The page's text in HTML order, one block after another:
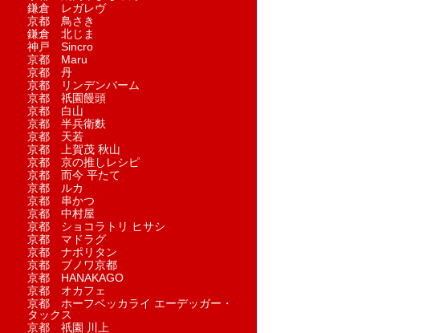
鎌倉 レガレヴ
京都 鳥さき
鎌倉 北じま
神戸 Sincro
京都 Maru
京都 丹
京都 リンデンバーム
京都 祇園饅頭
京都 白山
京都 半兵衛麩
京都 天若
京都 上賀茂 秋山
京都 京の推しレシピ
京都 而今 平たて
京都 ルカ
京都 串かつ
京都 中村屋
京都 ショコラトリ ヒサシ
京都 マドラグ
京都 ナポリタン
京都 ブノワ京都
京都 HANAKAGO
京都 オカフェ
京都 ホーフベッカライ エーデッガー・
タックス
京都 祇園 川上